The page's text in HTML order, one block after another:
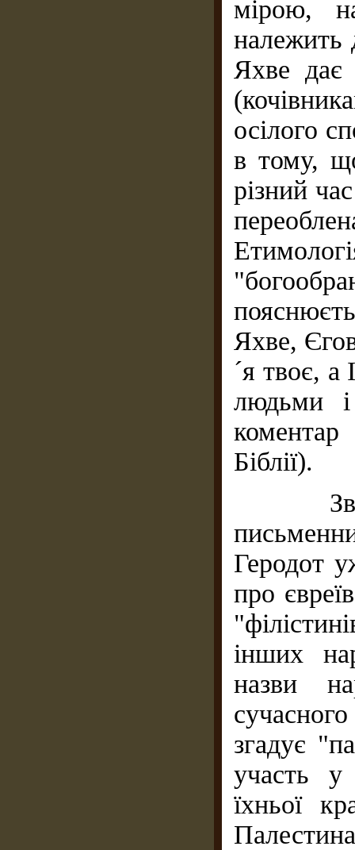
мірою,
належить
Яхве дає
осілого
в тому,
різний
Яхве,
´я твоє, а
людьми
Біблії).
Геродот
про
інших
назви
згадує
участь у
їхньої